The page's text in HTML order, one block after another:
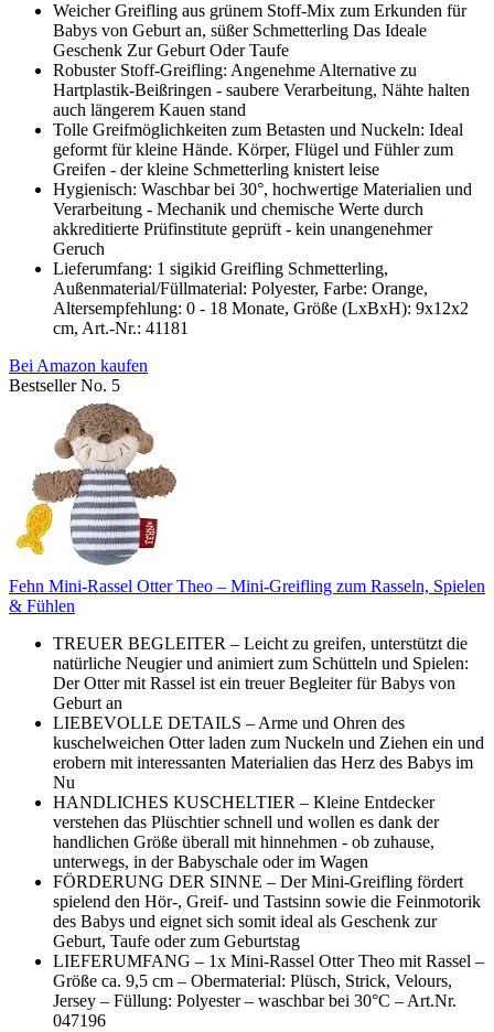
Weicher Greifling aus grünem Stoff-Mix zum Erkunden für
Babys von Geburt an, süßer Schmetterling Das Ideale
Geschenk Zur Geburt Oder Taufe
Robuster Stoff-Greifling: Angenehme Alternative zu
Hartplastik-Beißringen - saubere Verarbeitung, Nähte halten
auch längerem Kauen stand
Tolle Greifmöglichkeiten zum Betasten und Nuckeln: Ideal
geformt für kleine Hände. Körper, Flügel und Fühler zum
Greifen - der kleine Schmetterling knistert leise
Hygienisch: Waschbar bei 30°, hochwertige Materialien und
Verarbeitung - Mechanik und chemische Werte durch
akkreditierte Prüfinstitute geprüft - kein unangenehmer
Geruch
Lieferumfang: 1 sigikid Greifling Schmetterling,
Außenmaterial/Füllmaterial: Polyester, Farbe: Orange,
Altersempfehlung: 0 - 18 Monate, Größe (LxBxH): 9x12x2
cm, Art.-Nr.: 41181
Bei Amazon kaufen
Bestseller No. 5
Fehn Mini-Rassel Otter Theo – Mini-Greifling zum Rasseln, Spielen
& Fühlen
TREUER BEGLEITER – Leicht zu greifen, unterstützt die
natürliche Neugier und animiert zum Schütteln und Spielen:
Der Otter mit Rassel ist ein treuer Begleiter für Babys von
Geburt an
LIEBEVOLLE DETAILS – Arme und Ohren des
kuschelweichen Otter laden zum Nuckeln und Ziehen ein und
erobern mit interessanten Materialien das Herz des Babys im
Nu
HANDLICHES KUSCHELTIER – Kleine Entdecker
verstehen das Plüschtier schnell und wollen es dank der
handlichen Größe überall mit hinnehmen - ob zuhause,
unterwegs, in der Babyschale oder im Wagen
FÖRDERUNG DER SINNE – Der Mini-Greifling fördert
spielend den Hör-, Greif- und Tastsinn sowie die Feinmotorik
des Babys und eignet sich somit ideal als Geschenk zur
Geburt, Taufe oder zum Geburtstag
LIEFERUMFANG – 1x Mini-Rassel Otter Theo mit Rassel –
Größe ca. 9,5 cm – Obermaterial: Plüsch, Strick, Velours,
Jersey – Füllung: Polyester – waschbar bei 30°C – Art.Nr.
047196